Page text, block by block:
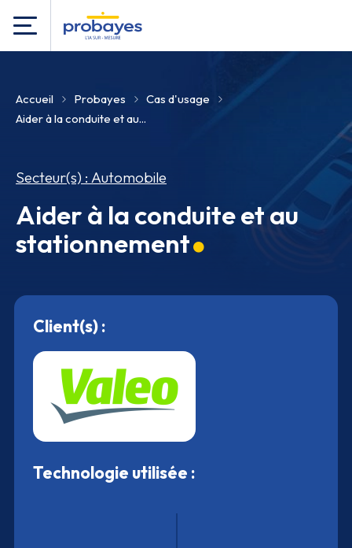
Accueil Probayes
Cas d'usage
Aider à la conduite et au...
Secteur(s) : Automobile
Aider à la conduite et au
stationnement
Client(s) :
Technologie utilisée :